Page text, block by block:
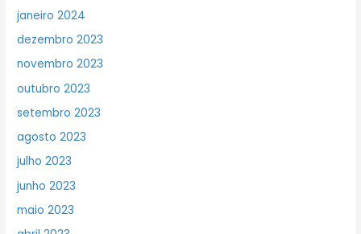
janeiro 2024
dezembro 2023
novembro 2023
outubro 2023
setembro 2023
agosto 2023
julho 2023
junho 2023
maio 2023